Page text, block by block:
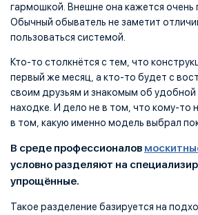
гармошкой. Внешне она кажется очень
Обычный обыватель не заметит
пользоваться системой.
Кто-то столкнётся с тем, что
первый же месяц, а кто-то будет с
своим друзьям и знакомым об удобной
находке. И дело не в том, что кому-то
в том, какую именно модель выбрал
В среде профессионалов
условно разделяют на
упрощённые.
Такое разделение базируется на